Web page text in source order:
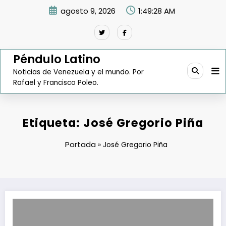
agosto 9, 2026 1:49:29 AM
Péndulo Latino
Noticias de Venezuela y el mundo. Por
Rafael y Francisco Poleo.
Etiqueta: José Gregorio Piña
Portada »José Gregorio Piña